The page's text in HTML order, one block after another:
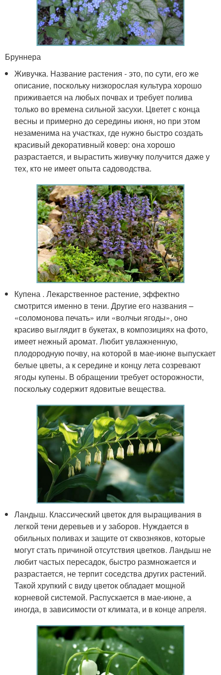
Бруннера
Живучка. Название растения - это, по сути, его же
описание, поскольку низкорослая культура хорошо
приживается на любых почвах и требует полива
только во времена сильной засухи. Цветет с конца
весны и примерно до середины июня, но при этом
незаменима на участках, где нужно быстро создать
красивый декоративный ковер: она хорошо
разрастается, и вырастить живучку получится даже у
тех, кто не имеет опыта садоводства.
Купена . Лекарственное растение, эффектно
смотрится именно в тени. Другие его названия –
«соломонова печать» или «волчьи ягоды», оно
красиво выглядит в букетах, в композициях на фото,
имеет нежный аромат. Любит увлажненную,
плодородную почву, на которой в мае-июне выпускает
белые цветы, а к середине и концу лета созревают
ягоды купены. В обращении требует осторожности,
поскольку содержит ядовитые вещества.
Ландыш. Классический цветок для выращивания в
легкой тени деревьев и у заборов. Нуждается в
обильных поливах и защите от сквозняков, которые
могут стать причиной отсутствия цветков. Ландыш не
любит частых пересадок, быстро размножается и
разрастается, не терпит соседства других растений.
Такой хрупкий с виду цветок обладает мощной
корневой системой. Распускается в мае-июне, а
иногда, в зависимости от климата, и в конце апреля.